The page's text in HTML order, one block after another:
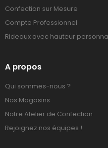
Confection sur Mesure
Compte Professionnel
Rideaux avec hauteur
A propos
Qui sommes-nous ?
Nos Magasins
Notre Atelier de Confection
Rejoignez nos équipes !